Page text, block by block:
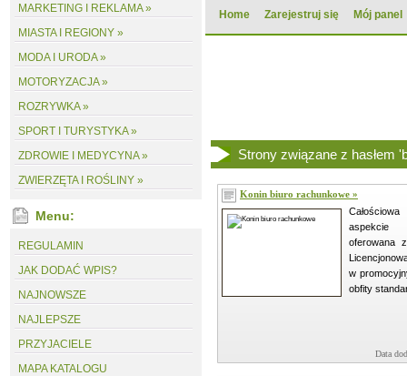
Home Zarejestruj się Mój panel
MARKETING I REKLAMA »
MIASTA I REGIONY »
MODA I URODA »
MOTORYZACJA »
ROZRYWKA »
SPORT I TURYSTYKA »
ZDROWIE I MEDYCYNA »
ZWIERZĘTA I ROŚLINY »
Menu:
REGULAMIN
JAK DODAĆ WPIS?
NAJNOWSZE
NAJLEPSZE
PRZYJACIELE
MAPA KATALOGU
Strony związane z hasłem
Konin biuro rachunkowe »
aspekcie
oferowana
w
obfity
Data